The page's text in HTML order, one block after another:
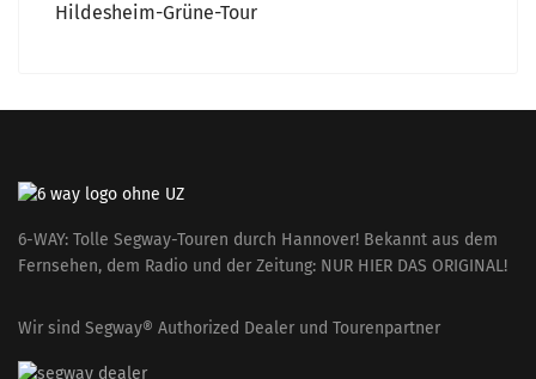
Hildesheim-Grüne-Tour
6-WAY: Tolle Segway-Touren durch Hannover! Bekannt aus dem
Fernsehen, dem Radio und der Zeitung: NUR HIER DAS ORIGINAL!
Wir sind Segway® Authorized Dealer und Tourenpartner